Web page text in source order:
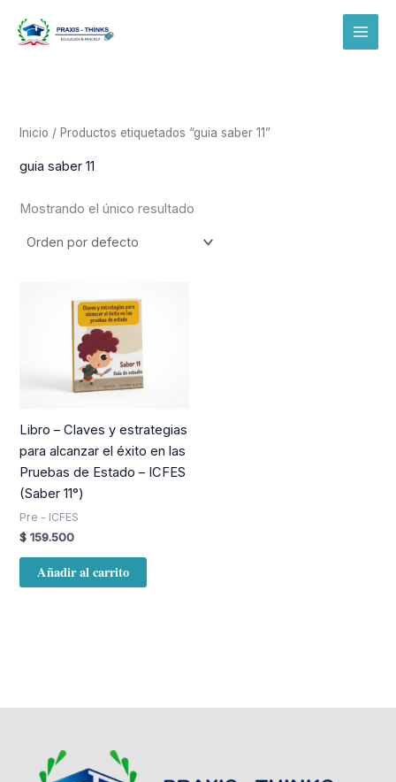
Inicio / Productos etiquetados “guia saber 11”
guia saber 11
Mostrando el único resultado
Libro – Claves y estrategias
para alcanzar el éxito en las
Pruebas de Estado – ICFES
(Saber 11°)
Pre - ICFES
$ 159.500
Añadir al carrito